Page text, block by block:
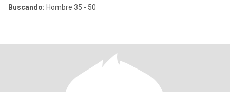
Buscando: Hombre 35 - 50